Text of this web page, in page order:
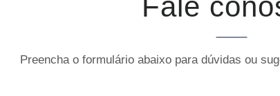
Fale
Preencha o formulário abaixo para dúvidas ou